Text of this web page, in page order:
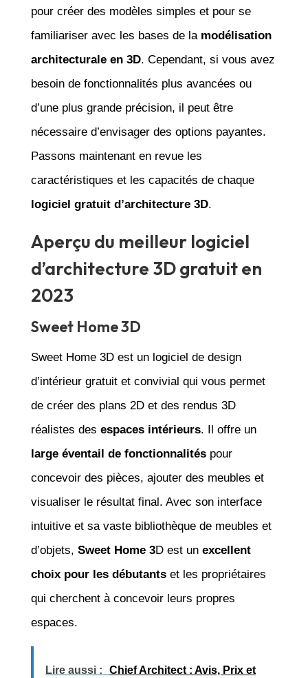
pour créer des modèles simples et pour se
familiariser avec les bases de la modélisation
architecturale en 3D. Cependant, si vous avez
besoin de fonctionnalités plus avancées ou
d’une plus grande précision, il peut être
nécessaire d’envisager des options payantes.
Passons maintenant en revue les
caractéristiques et les capacités de chaque
logiciel gratuit d’architecture 3D.
Aperçu du meilleur logiciel
d’architecture 3D gratuit en
2023
Sweet Home 3D
Sweet Home 3D est un logiciel de design
d’intérieur gratuit et convivial qui vous permet
de créer des plans 2D et des rendus 3D
réalistes des espaces intérieurs. Il offre un
large éventail de fonctionnalitéspour
concevoir des pièces, ajouter des meubles et
visualiser le résultat final. Avec son interface
intuitive et sa vaste bibliothèque de meubles et
d’objets, Sweet Home 3D est un excellent
choix pour les débutantset les propriétaires
qui cherchent à concevoir leurs propres
espaces.
Lire aussi : Chief Architect : Avis, Prix et